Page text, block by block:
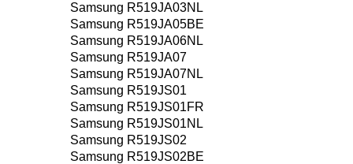
Samsung R519JA03NL
Samsung R519JA05BE
Samsung R519JA06NL
Samsung R519JA07
Samsung R519JA07NL
Samsung R519JS01
Samsung R519JS01FR
Samsung R519JS01NL
Samsung R519JS02
Samsung R519JS02BE